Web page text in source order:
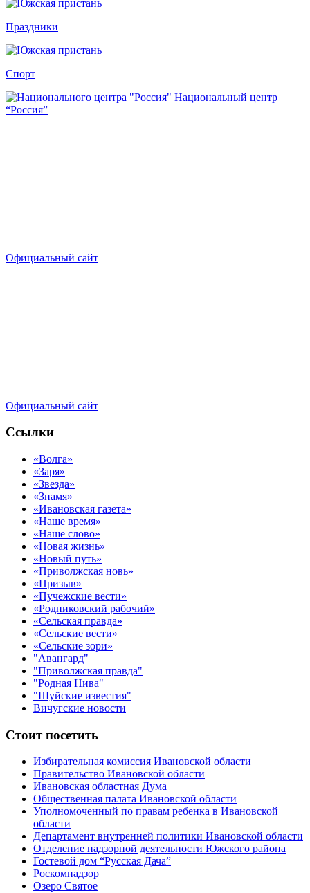
Праздники
Спорт
Национальный центр
“Россия”
Официальный сайт
Официальный сайт
Ссылки
«Волга»
«Заря»
«Звезда»
«Знамя»
«Ивановская газета»
«Наше время»
«Наше слово»
«Новая жизнь»
«Новый путь»
«Приволжская новь»
«Призыв»
«Пучежские вести»
«Родниковский рабочий»
«Сельская правда»
«Сельские вести»
«Сельские зори»
"Авангард"
"Приволжская правда"
"Родная Нива"
"Шуйские известия"
Вичугские новости
Стоит посетить
Избирательная комиссия Ивановской области
Правительство Ивановской области
Ивановская областная Дума
Общественная палата Ивановской области
Уполномоченный по правам ребенка в Ивановской
области
Департамент внутренней политики Ивановской области
Отделение надзорной деятельности Южского района
Гостевой дом “Русская Дача”
Роскомнадзор
Озеро Святое